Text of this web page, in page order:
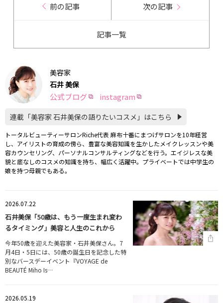
前の記事 次の記事
記事一覧
美容家
石井 美保
公式ブログ instagram
連載「美容家 石井美保の語りたいコスメ」はこちら
トータルビューティーサロンRiche代表 麻布十番にまつげサロンを10年経営
し、アイリストの育成の傍ら、豊富な美容知識を生かしたメイクレッスンや美
容カウンセリング、パーソナルコンサルティングなどを行う。エイジレスな美
貌と底なしのコスメの知識を持ち、幅広く活躍中。プライベートでは中学生の
娘を持つ母親でもある。
2026.07.22
石井美保「50歳は、もう一度生まれ変わ
るタイミング」美容と人生のこれから
今年50歳を迎えた美容家・石井美保さん。7
月4日・5日には、50歳の誕生日を記念した特
別なバースデーイベント『VOYAGE de
BEAUTÉ Miho Is…
2026.05.19